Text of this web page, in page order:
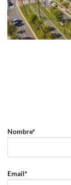
Nombre*
Email*